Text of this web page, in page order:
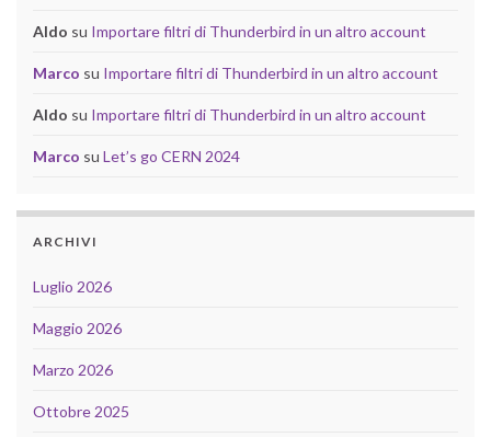
Aldo su Importare filtri di Thunderbird in un altro account
Marco su Importare filtri di Thunderbird in un altro account
Aldo su Importare filtri di Thunderbird in un altro account
Marco su Let’s go CERN 2024
ARCHIVI
Luglio 2026
Maggio 2026
Marzo 2026
Ottobre 2025